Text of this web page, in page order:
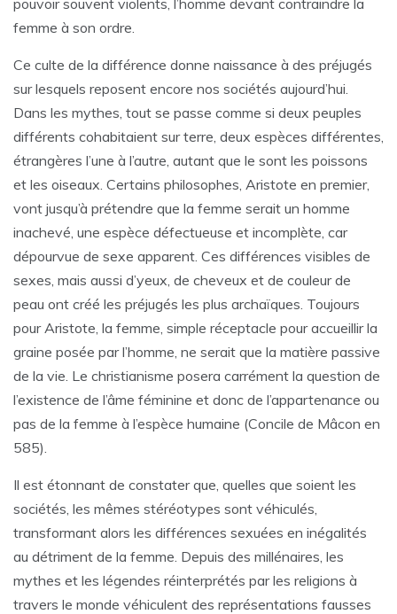
femme à son ordre.
Ce culte de la différence donne naissance à des préjugés
sur lesquels reposent encore nos sociétés aujourd’hui.
Dans les mythes, tout se passe comme si deux peuples
différents cohabitaient sur terre, deux espèces différentes,
étrangères l’une à l’autre, autant que le sont les poissons
et les oiseaux. Certains philosophes, Aristote en premier,
vont jusqu’à prétendre que la femme serait un homme
inachevé, une espèce défectueuse et incomplète, car
dépourvue de sexe apparent. Ces différences visibles de
sexes, mais aussi d’yeux, de cheveux et de couleur de
peau ont créé les préjugés les plus archaïques. Toujours
pour Aristote, la femme, simple réceptacle pour accueillir la
graine posée par l’homme, ne serait que la matière passive
de la vie. Le christianisme posera carrément la question de
l’existence de l’âme féminine et donc de l’appartenance ou
pas de la femme à l’espèce humaine (Concile de Mâcon en
585).
Il est étonnant de constater que, quelles que soient les
sociétés, les mêmes stéréotypes sont véhiculés,
transformant alors les différences sexuées en inégalités
au détriment de la femme. Depuis des millénaires, les
mythes et les légendes réinterprétés par les religions à
travers le monde véhiculent des représentations fausses